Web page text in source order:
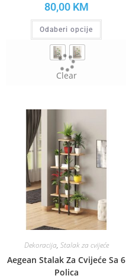
80,00 KM
Odaberi opcije
Clear
Dekoracija, Stalak za cvijeće
Aegean Stalak Za Cvijeće Sa 6
Polica